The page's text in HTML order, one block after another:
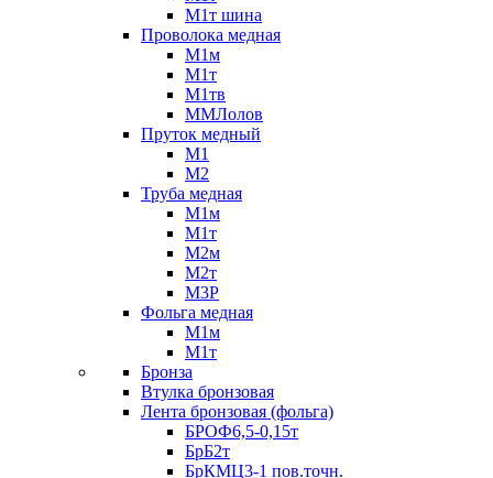
М1т шина
Проволока медная
М1м
М1т
М1тв
ММЛолов
Пруток медный
М1
М2
Труба медная
М1м
М1т
М2м
М2т
М3Р
Фольга медная
М1м
М1т
Бронза
Втулка бронзовая
Лента бронзовая (фольга)
БРОФ6,5-0,15т
БрБ2т
БрКМЦ3-1 пов.точн.